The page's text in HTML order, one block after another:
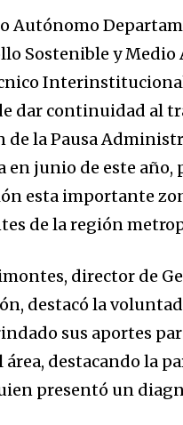
Autónomo
Sostenible y
dar continuidad al
de la Pausa
en junio de este
esta importante
de la región
director de
destacó la
sus aportes
área, destacando la
presentó un